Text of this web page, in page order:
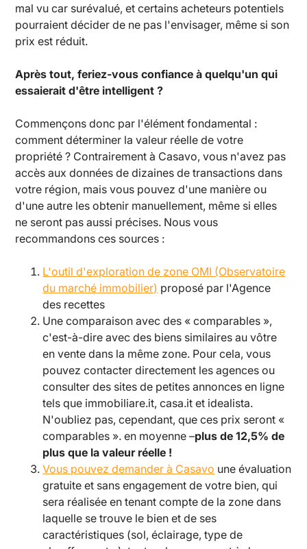
mal vu car surévalué, et certains acheteurs potentiels
pourraient décider de ne pas l'envisager, même si son
prix est réduit.
Après tout, feriez-vous confiance à quelqu'un qui
essaierait d'être intelligent ?
Commençons donc par l'élément fondamental :
comment déterminer la valeur réelle de votre
propriété ? Contrairement à Casavo, vous n'avez pas
accès aux données de dizaines de transactions dans
votre région, mais vous pouvez d'une manière ou
d'une autre les obtenir manuellement, même si elles
ne seront pas aussi précises. Nous vous
recommandons ces sources :
L'outil d'exploration de zone OMI (Observatoire
du marché immobilier) proposé par l'Agence
des recettes
Une comparaison avec des « comparables »,
c'est-à-dire avec des biens similaires au vôtre
en vente dans la même zone. Pour cela, vous
pouvez contacter directement les agences ou
consulter des sites de petites annonces en ligne
tels que immobiliare.it, casa.it et idealista.
N'oubliez pas, cependant, que ces prix seront «
comparables ». en moyenne –plus de 12,5% de
plus que la valeur réelle !
Vous pouvez demander à Casavo une évaluation
gratuite et sans engagement de votre bien, qui
sera réalisée en tenant compte de la zone dans
laquelle se trouve le bien et de ses
caractéristiques (sol, éclairage, type de